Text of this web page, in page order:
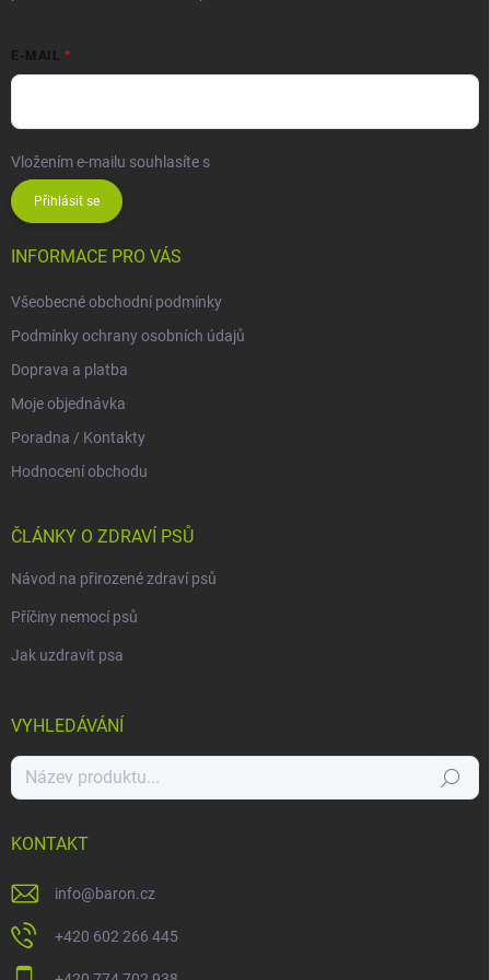
E-MAIL
Vložením e-mailu souhlasíte s
Přihlásit se
INFORMACE PRO VÁS
Všeobecné obchodní podmínky
Podmínky ochrany osobních údajů
Doprava a platba
Moje objednávka
Poradna / Kontakty
Hodnocení obchodu
ČLÁNKY O ZDRAVÍ PSŮ
Návod na přirozené zdraví psů
Příčiny nemocí psů
Jak uzdravit psa
VYHLEDÁVÁNÍ
Hledat
KONTAKT
info@baron.cz
+420 602 266 445